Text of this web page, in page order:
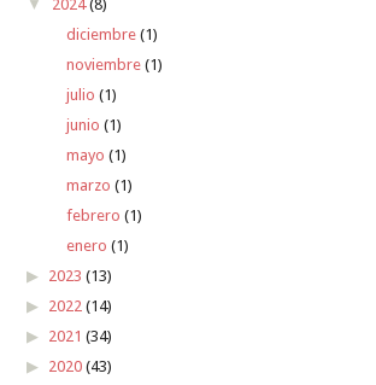
2024(8)
diciembre(1)
noviembre(1)
julio (1)
junio (1)
mayo (1)
marzo (1)
febrero (1)
enero (1)
2023 (13)
2022 (14)
2021 (34)
2020 (43)